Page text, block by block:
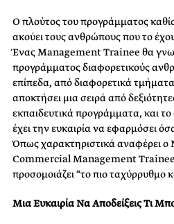
Ο πλούτος του προγράμματος
ακούει τους ανθρώπους που το
Ένας Management Trainee θα
προγράμματος διαφορετικούς
επίπεδα, από διαφορετικά τμήματα
αποκτήσει μια σειρά από
εκπαιδευτικά προγράμματα, και
έχει την ευκαιρία να εφαρμόσει
Όπως χαρακτηριστικά αναφέρει ο
Commercial Management Trainee
προσομοιάζει “το πιο ταχύρρυθμο
Μια Ευκαιρία Να Αποδείξεις Τι